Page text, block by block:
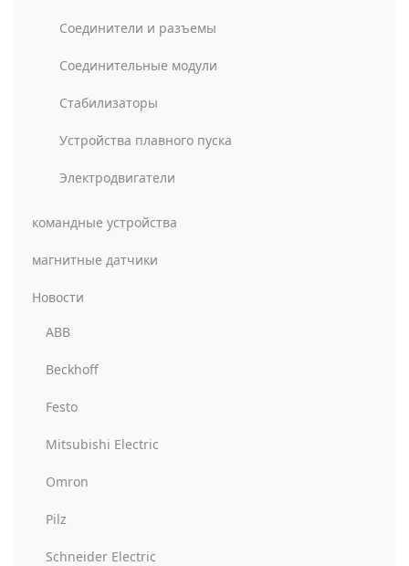
Соединители и разъемы
Соединительные модули
Стабилизаторы
Устройства плавного пуска
Электродвигатели
командные устройства
магнитные датчики
Новости
ABB
Beckhoff
Festo
Mitsubishi Electric
Omron
Pilz
Schneider Electric